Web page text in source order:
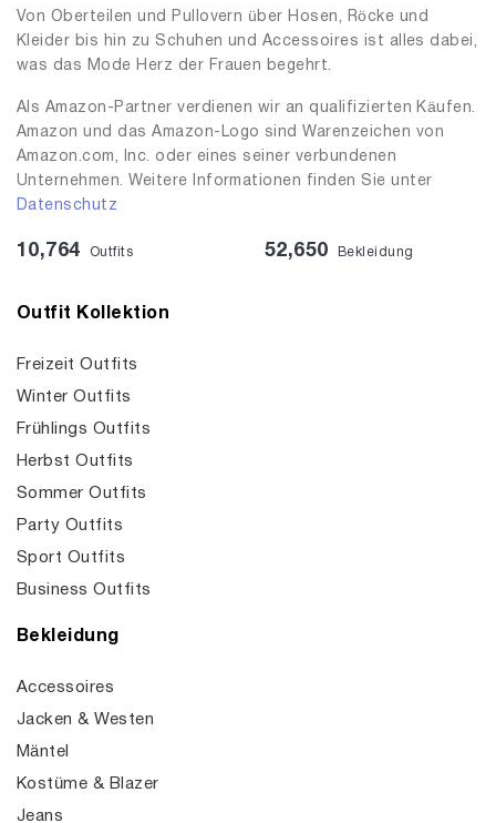
Von Oberteilen und Pullovern über Hosen, Röcke und
Kleider bis hin zu Schuhen und Accessoires ist alles dabei,
was das Mode Herz der Frauen begehrt.
Als Amazon-Partner verdienen wir an qualifizierten Käufen.
Amazon und das Amazon-Logo sind Warenzeichen von
Amazon.com, Inc. oder eines seiner verbundenen
Unternehmen. Weitere Informationen finden Sie unter
Datenschutz
10,764 Outfits 52,650 Bekleidung
Outfit Kollektion
Freizeit Outfits
Winter Outfits
Frühlings Outfits
Herbst Outfits
Sommer Outfits
Party Outfits
Sport Outfits
Business Outfits
Bekleidung
Accessoires
Jacken & Westen
Mäntel
Kostüme & Blazer
Jeans